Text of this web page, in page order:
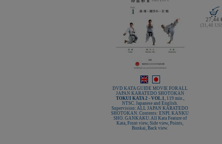
27,44
(31,48
DVD KATA GUIDE MOVIE FOR ALL
JAPAN KARATEDO SHOTOKAN
TOKUI KATA 2 - VOL.1, 119 min.,
NTSC. Japanese and English.
Supervision: ALL JAPAN KARATEDO
SHOTOKAN. Contents: ENPI. KANKU
SHO. GANKAKU. All Kata Feature of
Kata, Front view, Side view, Points,
Bunkai, Back view.